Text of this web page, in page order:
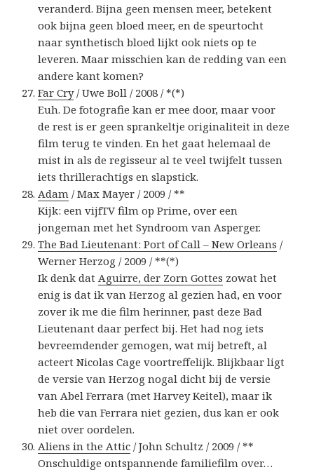
veranderd. Bijna geen mensen meer, betekent
ook bijna geen bloed meer, en de speurtocht
naar synthetisch bloed lijkt ook niets op te
leveren. Maar misschien kan de redding van een
andere kant komen?
Far Cry/ Uwe Boll / 2008 / *(*)
Euh. De fotografie kan er mee door, maar voor
de rest is er geen sprankeltje originaliteit in deze
film terug te vinden. En het gaat helemaal de
mist in als de regisseur al te veel twijfelt tussen
iets thrillerachtigs en slapstick.
Adam / Max Mayer / 2009 / **
Kijk: een vijfTV film op Prime, over een
jongeman met het Syndroom van Asperger.
The Bad Lieutenant: Port of Call – New Orleans /
Werner Herzog / 2009 / **(*)
Ik denk datAguirre, der Zorn Gottes zowat het
enig is dat ik van Herzog al gezien had, en voor
zover ik me die film herinner, past deze Bad
Lieutenant daar perfect bij. Het had nog iets
bevreemdender gemogen, wat mij betreft, al
acteert Nicolas Cage voortreffelijk. Blijkbaar ligt
de versie van Herzog nogal dicht bij de versie
van Abel Ferrara (met Harvey Keitel), maar ik
heb die van Ferrara niet gezien, dus kan er ook
niet over oordelen.
Aliens in the Attic / John Schultz / 2009 / **
Onschuldige ontspannende familiefilm over…